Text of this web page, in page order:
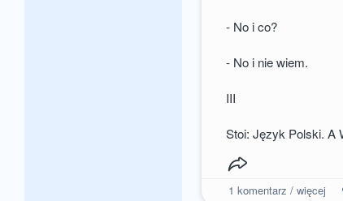
- No i co?
- No i nie wiem.
III
Stoi: Język Polski. A
1 komentarz / więcej